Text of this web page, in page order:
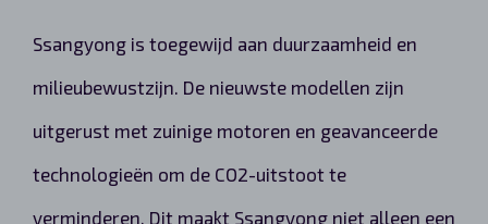
Ssangyong is toegewijd aan duurzaamheid en
milieubewustzijn. De nieuwste modellen zijn
uitgerust met zuinige motoren en geavanceerde
technologieën om de CO2-uitstoot te
verminderen. Dit maakt Ssangyong niet alleen een